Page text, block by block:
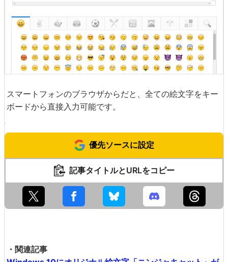
スマートフォンのブラウザからだと、全ての絵文字をキー
ボードから直接入力可能です。
優先ソースに設定
記事タイトルとURLをコピー
・関連記事